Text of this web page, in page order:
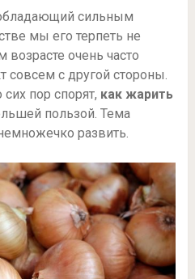
сильным
мы его терпеть не
возрасте очень часто
совсем с другой стороны.
пор спорят, как жарить
пользой. Тема
развить.